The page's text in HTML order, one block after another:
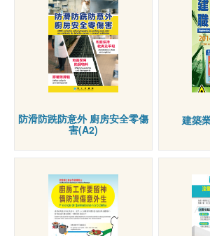
防滑防跣防意外 廚房安全零傷
害(A2)
建築